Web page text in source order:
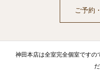
ご予約
神田本店は全室完全個室ですの